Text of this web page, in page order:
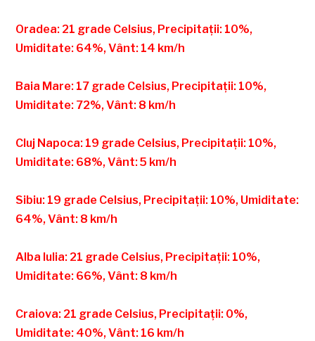
Oradea: 21 grade Celsius, Precipitații: 10%,
Umiditate: 64%, Vânt: 14 km/h
Baia Mare: 17 grade Celsius, Precipitații: 10%,
Umiditate: 72%, Vânt: 8 km/h
Cluj Napoca: 19 grade Celsius, Precipitații: 10%,
Umiditate: 68%, Vânt: 5 km/h
Sibiu: 19 grade Celsius, Precipitații: 10%, Umiditate:
64%, Vânt: 8 km/h
Alba Iulia: 21 grade Celsius, Precipitații: 10%,
Umiditate: 66%, Vânt: 8 km/h
Craiova: 21 grade Celsius, Precipitații: 0%,
Umiditate: 40%, Vânt: 16 km/h